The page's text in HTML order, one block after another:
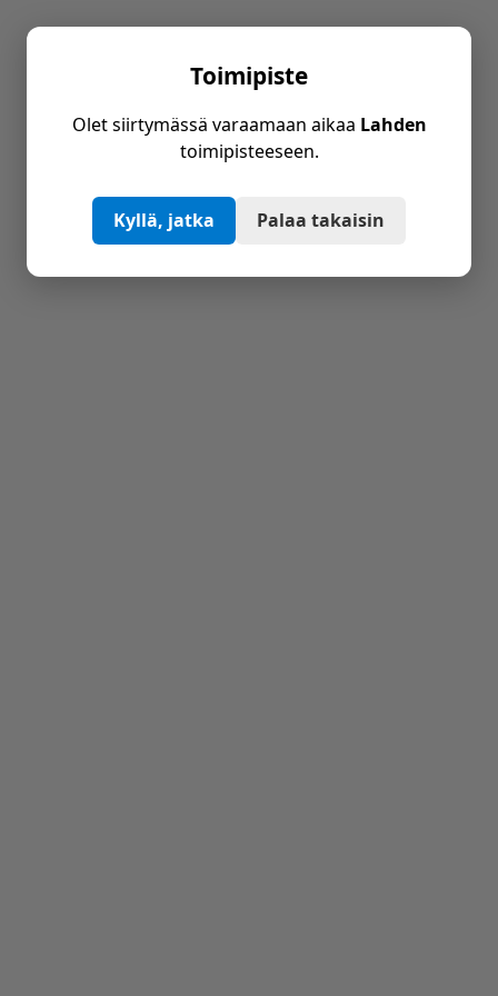
Toimipiste
Olet siirtymässä varaamaan aikaa Lahden
toimipisteeseen.
Kyllä, jatka Palaa takaisin